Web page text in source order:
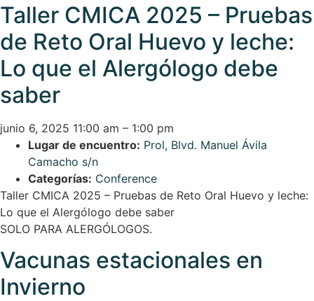
Taller CMICA 2025 – Pruebas
de Reto Oral Huevo y leche:
Lo que el Alergólogo debe
saber
junio 6, 2025 11:00 am – 1:00 pm
Lugar de encuentro: Prol, Blvd. Manuel Ávila
Camacho s/n
Categorías: Conference
Taller CMICA 2025 – Pruebas de Reto Oral Huevo y leche:
Lo que el Alergólogo debe saber
SOLO PARA ALERGÓLOGOS.
Vacunas estacionales en
Invierno